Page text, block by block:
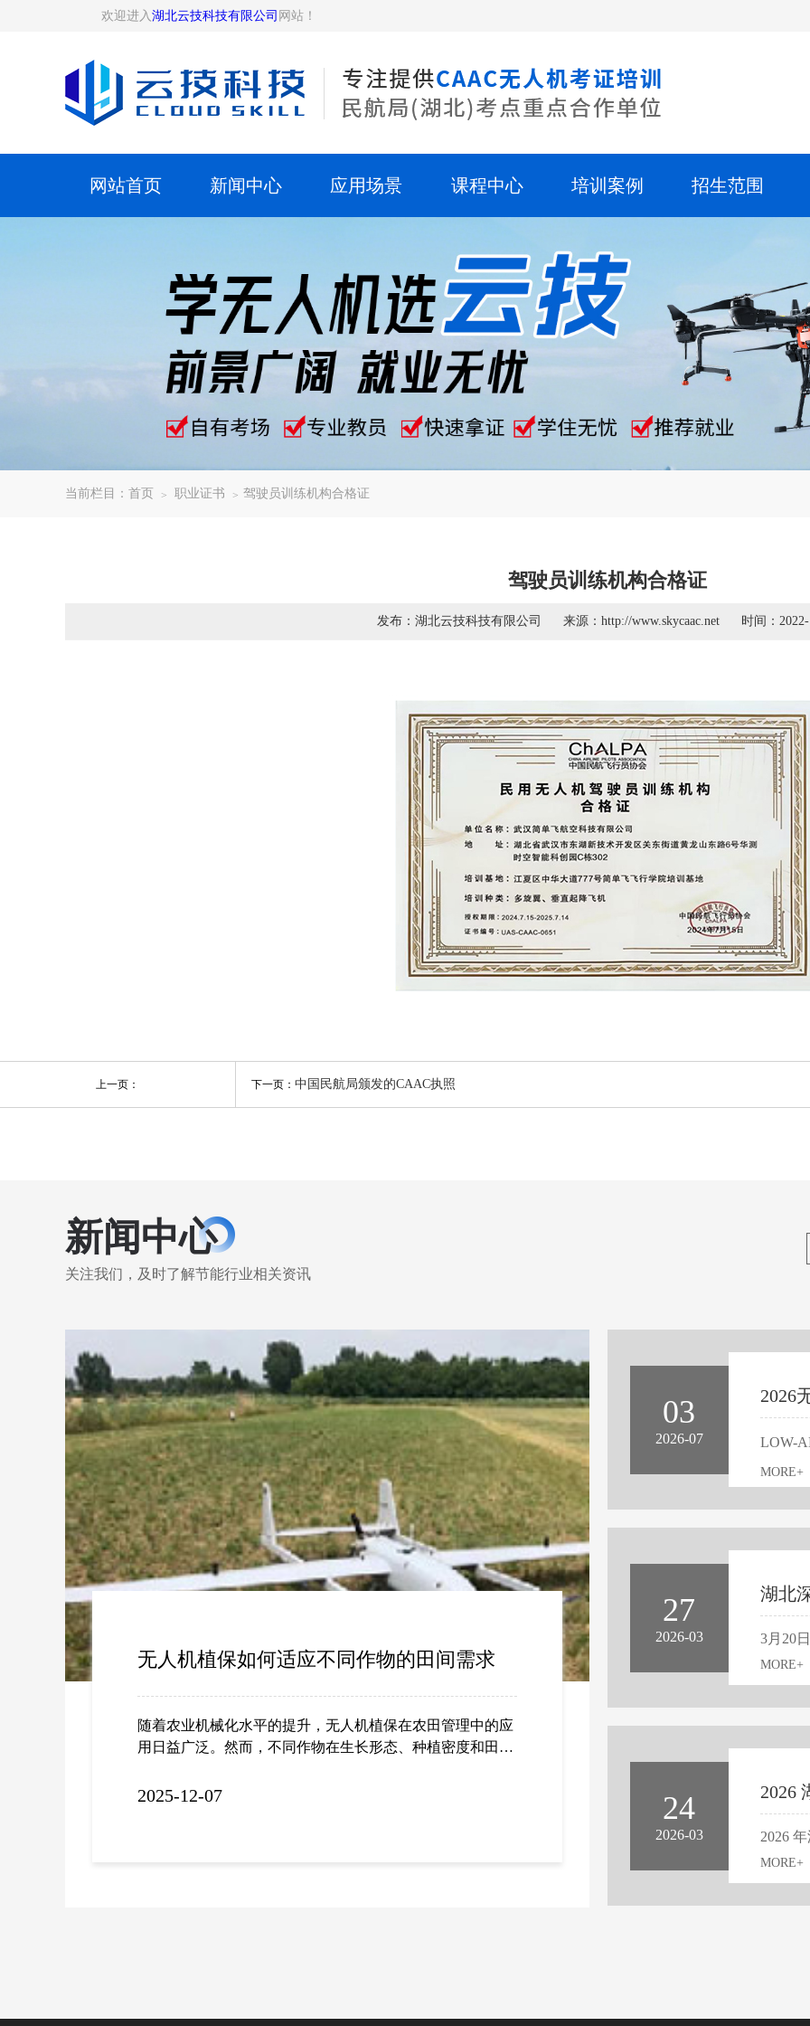
欢迎进入 湖北云技科技有限公司 网站！
网站首页 新闻中心 应用场景 课程中心 培训案例 招生范围
当前栏目： 首页 职业证书 驾驶员训练机构合格证
驾驶员训练机构合格证
发布：湖北云技科技有限公司 来源：http://www.skycaac.net 时间：
上一页： 下一页： 中国民航局颁发的CAAC执照
新闻中心
关注我们，及时了解节能行业相关资讯
无人机植保如何适应不同作物的田间需求
随着农业机械化水平的提升，无人机植保在农田管理中的应
用日益广泛。然而，不同作物在生长形态、种植密度和田间
低矮密植，果树高大分层，小麦成片连垄，棉花株距较宽
2025-12-07
03
2026-07
MORE+
27
2026-03
MORE+
24
2026-03
MORE+